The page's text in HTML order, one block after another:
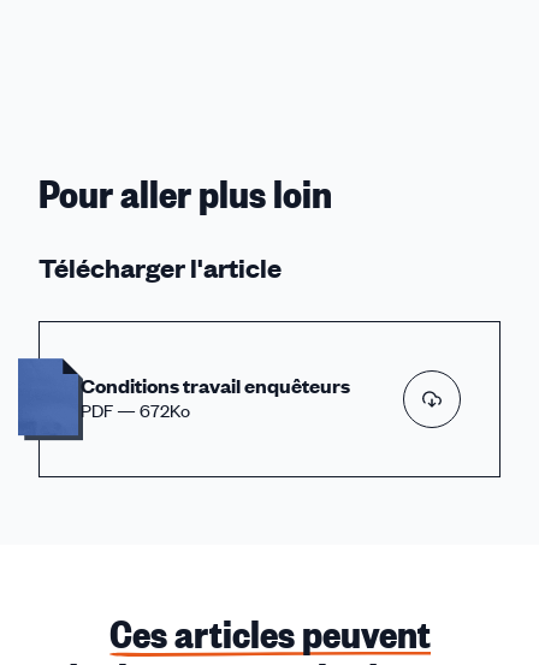
Pour aller plus loin
Télécharger l'article
Conditions travail enquêteurs
PDF — 672Ko
Ces articles peuvent